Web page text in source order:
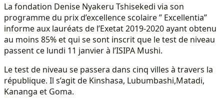
La fondation Denise Nyakeru Tshisekedi via son
programme du prix d’excellence scolaire ” Excellentia”
informe aux lauréats de l’Exetat 2019-2020 ayant obtenu
au moins 85% et qui se sont inscrit que le test de niveau
passent ce lundi 11 janvier à l’ISIPA Mushi.
Le test de niveau se passera dans cinq villes à travers la
république. Il s’agit de Kinshasa, Lubumbashi,Matadi,
Kananga et Goma.